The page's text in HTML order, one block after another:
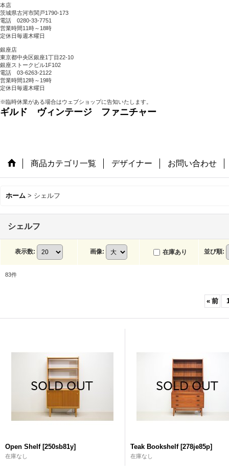
本店
茨城県古河市関戸1790-173
電話 0280-33-7751
営業時間11時～18時
定休日毎週木曜日
銀座店
東京都中央区銀座1丁目22-10
銀座ストークビル1F102
電話 03-6263-2122
営業時間12時～19時
定休日毎週木曜日
※臨時休業がある場合はウェブショップに告知いたします。
ギルド ヴィンテージ ファニチャー
商品カテゴリ一覧 デザイナー お問い合わせ
ホーム > シェルフ
シェルフ
表示数: 画像: 在庫あり 並び順:
83件
« 前
Open Shelf [250sb81y]
在庫なし
Teak Bookshelf [278je85p]
在庫なし